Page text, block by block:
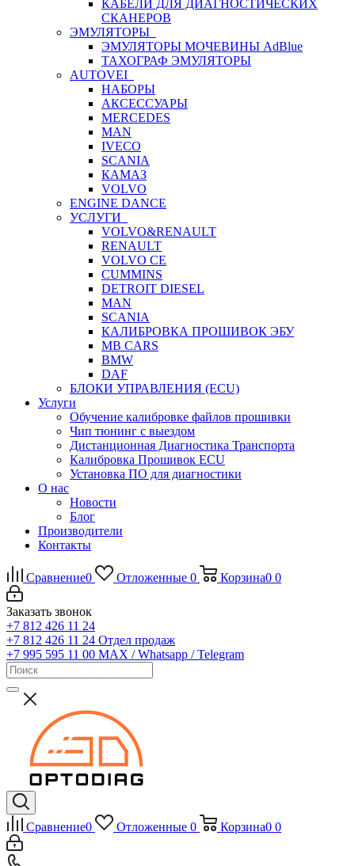
КАБЕЛИ ДЛЯ ДИАГНОСТИЧЕСКИХ
СКАНЕРОВ
ЭМУЛЯТОРЫ
ЭМУЛЯТОРЫ МОЧЕВИНЫ АdBlue
ТАХОГРАФ ЭМУЛЯТОРЫ
AUTOVEI
НАБОРЫ
АКСЕССУАРЫ
MERCEDES
MAN
IVECO
SCANIA
КАМАЗ
VOLVO
ENGINE DANCE
УСЛУГИ
VOLVO&RENAULT
RENAULT
VOLVO CE
CUMMINS
DETROIT DIESEL
MAN
SCANIA
КАЛИБРОВКА ПРОШИВОК ЭБУ
MB CARS
BMW
DAF
БЛОКИ УПРАВЛЕНИЯ (ECU)
Услуги
Обучение калибровке файлов прошивки
Чип тюнинг с выездом
Дистанционная Диагностика Транспорта
Калибровка Прошивок ECU
Установка ПО для диагностики
О нас
Новости
Блог
Производители
Контакты
Сравнение0 Отложенные 0 Корзина0 0
Заказать звонок
+7 812 426 11 24
+7 812 426 11 24 Отдел продаж
+7 995 595 11 00 MAX / Whatsapp / Telegram
Сравнение0 Отложенные 0 Корзина0 0